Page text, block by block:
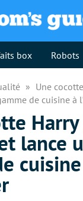
box Robots
Une
de cuisine à
lance